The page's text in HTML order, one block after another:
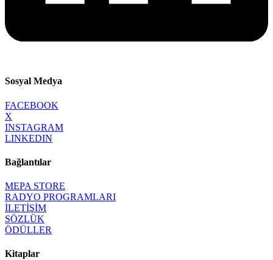
Sosyal Medya
FACEBOOK
X
INSTAGRAM
LINKEDIN
Bağlantılar
MEPA STORE
RADYO PROGRAMLARI
İLETİŞİM
SÖZLÜK
ÖDÜLLER
Kitaplar